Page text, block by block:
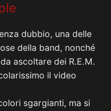
dubbio, una delle
della band, nonché
ascoltare dei R.E.M.
il video
sgargianti, ma si